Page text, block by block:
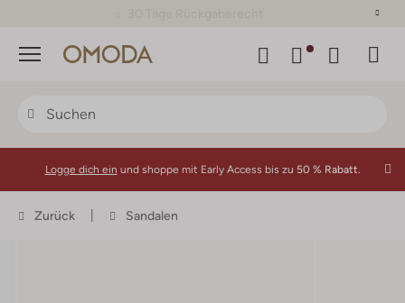
Menü
Logge dich ein und shoppe mit Early Access bis zu 50 % Rabatt.
Zurück Sandalen